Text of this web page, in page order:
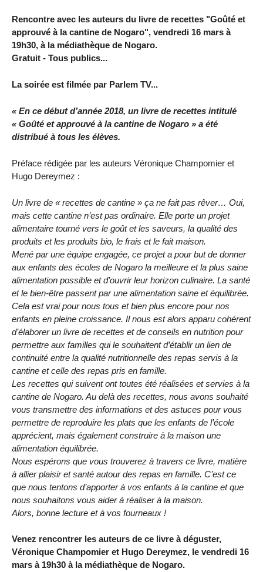
Rencontre avec les auteurs du livre de recettes "Goûté et
approuvé à la cantine de Nogaro", vendredi 16 mars à
19h30, à la médiathèque de Nogaro.
Gratuit - Tous publics...
La soirée est filmée par Parlem TV...
« En ce début d’année 2018, un livre de recettes intitulé
« Goûté et approuvé à la cantine de Nogaro » a été
distribué à tous les élèves.
Préface rédigée par les auteurs Véronique Champomier et
Hugo Dereymez :
Un livre de « recettes de cantine » ça ne fait pas rêver… Oui,
mais cette cantine n’est pas ordinaire. Elle porte un projet
alimentaire tourné vers le goût et les saveurs, la qualité des
produits et les produits bio, le frais et le fait maison.
Mené par une équipe engagée, ce projet a pour but de donner
aux enfants des écoles de Nogaro la meilleure et la plus saine
alimentation possible et d’ouvrir leur horizon culinaire. La santé
et le bien-être passent par une alimentation saine et équilibrée.
Cela est vrai pour nous tous et bien plus encore pour nos
enfants en pleine croissance. Il nous est alors apparu cohérent
d’élaborer un livre de recettes et de conseils en nutrition pour
permettre aux familles qui le souhaitent d’établir un lien de
continuité entre la qualité nutritionnelle des repas servis à la
cantine et celle des repas pris en famille.
Les recettes qui suivent ont toutes été réalisées et servies à la
cantine de Nogaro. Au delà des recettes, nous avons souhaité
vous transmettre des informations et des astuces pour vous
permettre de reproduire les plats que les enfants de l’école
apprécient, mais également construire à la maison une
alimentation équilibrée.
Nous espérons que vous trouverez à travers ce livre, matière
à allier plaisir et santé autour des repas en famille. C’est ce
que nous tentons d’apporter à vos enfants à la cantine et que
nous souhaitons vous aider à réaliser à la maison.
Alors, bonne lecture et à vos fourneaux !
Venez rencontrer les auteurs de ce livre à déguster,
Véronique Champomier et Hugo Dereymez, le vendredi 16
mars à 19h30 à la médiathèque de Nogaro.